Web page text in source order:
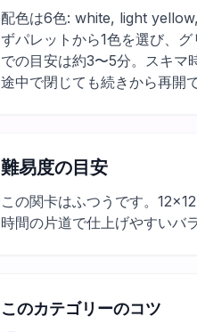
配色は6色: white, light
ずパレットから1色を選び、
での目安は約3〜5分。スキマ
途中で閉じても続きから再開
難易度の目安
この関卡はふつうです。
時間の片道で仕上げやすいバ
このカテゴリーのコツ